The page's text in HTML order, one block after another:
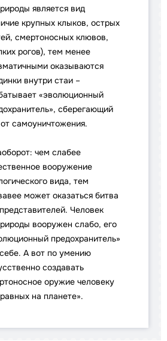
является вид
крупных клыков, острых
смертоносных клювов,
рогов), тем менее
оказываются
внутри стаи –
«эволюционный
сберегающий
самоуничтожения.
чем слабее
вооружение
вида, тем
может оказаться битва
Человек
вооружен слабо, его
предохранитель»
А вот по умению
создавать
оружие человеку
на планете».